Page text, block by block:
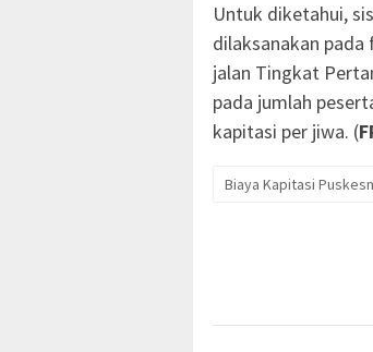
Untuk diketahui,
dilaksanakan
jalan Tingkat
pada jumlah
kapitasi per jiwa. (
Biaya Kapitasi